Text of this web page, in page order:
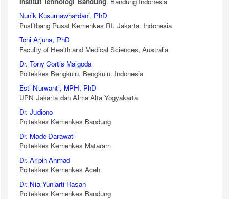
Nunik Kusumawhardani, PhD
Puslitbang Pusat Kemenkes RI. Jakarta. Indonesia
Toni Arjuna, PhD
Faculty of Health and Medical Sciences, Australia
Dr. Tony Cortis Maigoda
Poltekkes Bengkulu. Bengkulu. Indonesia
Esti Nurwanti, MPH, PhD
UPN Jakarta dan Alma Alta Yogyakarta
Dr. Judiono
Poltekkes Kemenkes Bandung
Dr. Made Darawati
Poltekkes Kemenkes Mataram
Dr. Aripin Ahmad
Poltekkes Kemenkes Aceh
Dr. Nia Yuniarti Hasan
Poltekkes Kemenkes Bandung